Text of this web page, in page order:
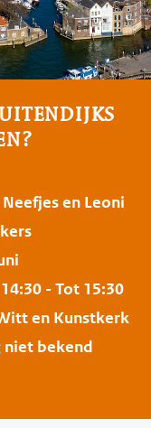
en Leoni
- Tot 15:30
en Kunstkerk
niet bekend